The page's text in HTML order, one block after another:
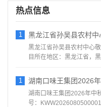
热点信息
1 黑龙江省孙吴县农村
黑龙江省孙吴县农村中心
目所在地区：黑龙江省，
1 湖南口味王集团2026
湖南口味王集团2026年中
号：